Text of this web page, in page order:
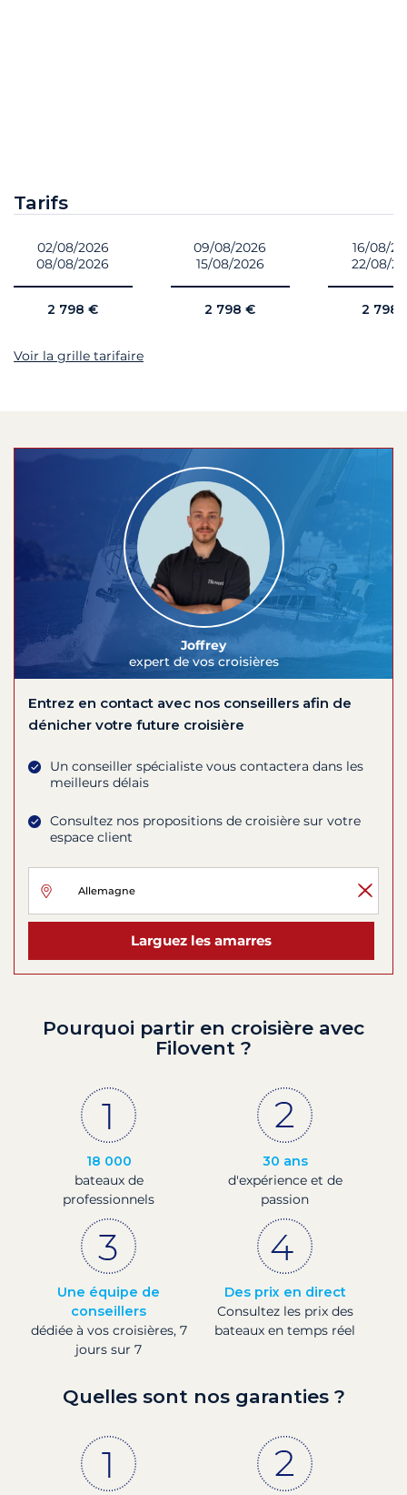
Tarifs
02/08/2026
08/08/2026
2 798 €
09/08/2026
15/08/2026
2 798 €
16/08/
22/08/
2 798
Voir la grille tarifaire
Joffrey
expert de vos croisières
Entrez en contact avec nos conseillers afin de
dénicher votre future croisière
Un conseiller spécialiste vous contactera dans les
meilleurs délais
Consultez nos propositions de croisière sur votre
espace client
Larguez les amarres
Pourquoi partir en croisière avec
Filovent ?
18 000
bateaux de
professionnels
30 ans
d'expérience et de
passion
Une équipe de
conseillers
dédiée à vos croisières, 7
jours sur 7
Des prix en direct
Consultez les prix des
bateaux en temps réel
Quelles sont nos garanties ?